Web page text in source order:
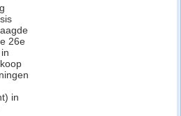
26e
in